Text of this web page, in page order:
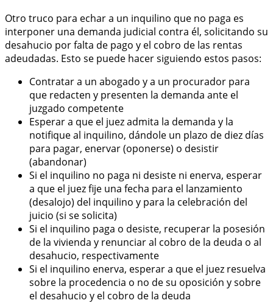
Otro truco para echar a un inquilino que no paga es
interponer una demanda judicial contra él, solicitando su
desahucio por falta de pago y el cobro de las rentas
adeudadas. Esto se puede hacer siguiendo estos pasos:
Contratar a un abogado y a un procurador para
que redacten y presenten la demanda ante el
juzgado competente
Esperar a que el juez admita la demanda y la
notifique al inquilino, dándole un plazo de diez días
para pagar, enervar (oponerse) o desistir
(abandonar)
Si el inquilino no paga ni desiste ni enerva, esperar
a que el juez fije una fecha para el lanzamiento
(desalojo) del inquilino y para la celebración del
juicio (si se solicita)
Si el inquilino paga o desiste, recuperar la posesión
de la vivienda y renunciar al cobro de la deuda o al
desahucio, respectivamente
Si el inquilino enerva, esperar a que el juez resuelva
sobre la procedencia o no de su oposición y sobre
el desahucio y el cobro de la deuda